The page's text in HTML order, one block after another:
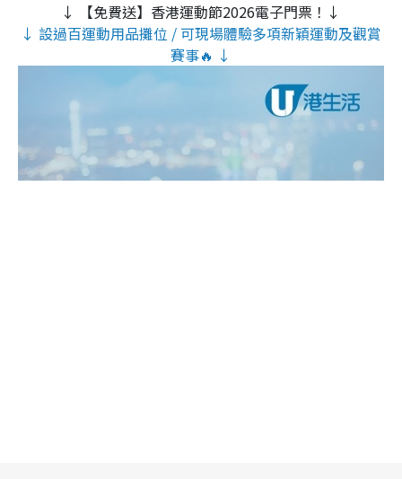
↓ 【免費送】香港運動節2026電子門票！↓
↓ 設過百運動用品攤位 / 可現場體驗多項新穎運動及觀賞
賽事🔥 ↓